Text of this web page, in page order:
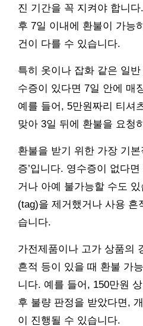
진 기간을 꼭 지켜야 합니
후 7일 이내에 환불이 가능
건이 다를 수 있습니다.
특히 옷이나 잡화 같은 일
수증이 있다면 7일 안에 매
예를 들어, 5만원짜리 티셔
맞아 3일 뒤에 환불을 요청
환불을 받기 위한 가장 기
증’입니다. 영수증이 없다
거나 아예 불가능할 수도
(tag)을 제거했거나 사용 흔
습니다.
가전제품이나 고가 상품의
흔적 등이 있을 때 환불 가
니다. 예를 들어, 150만원
후 불량 판정을 받았다면,
이 진행될 수 있습니다.